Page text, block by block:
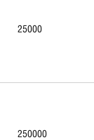
25000
250000